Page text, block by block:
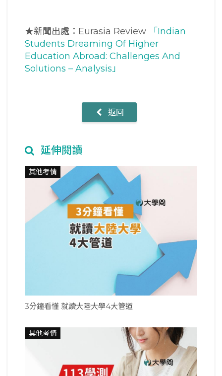
★新聞出處：Eurasia Review
「Indian
Students Dreaming Of Higher
Education Abroad: Challenges And
Solutions – Analysis」
返回
延伸閱讀
其他考情
3分鐘看懂 就讀大陸大學4大管道
其他考情